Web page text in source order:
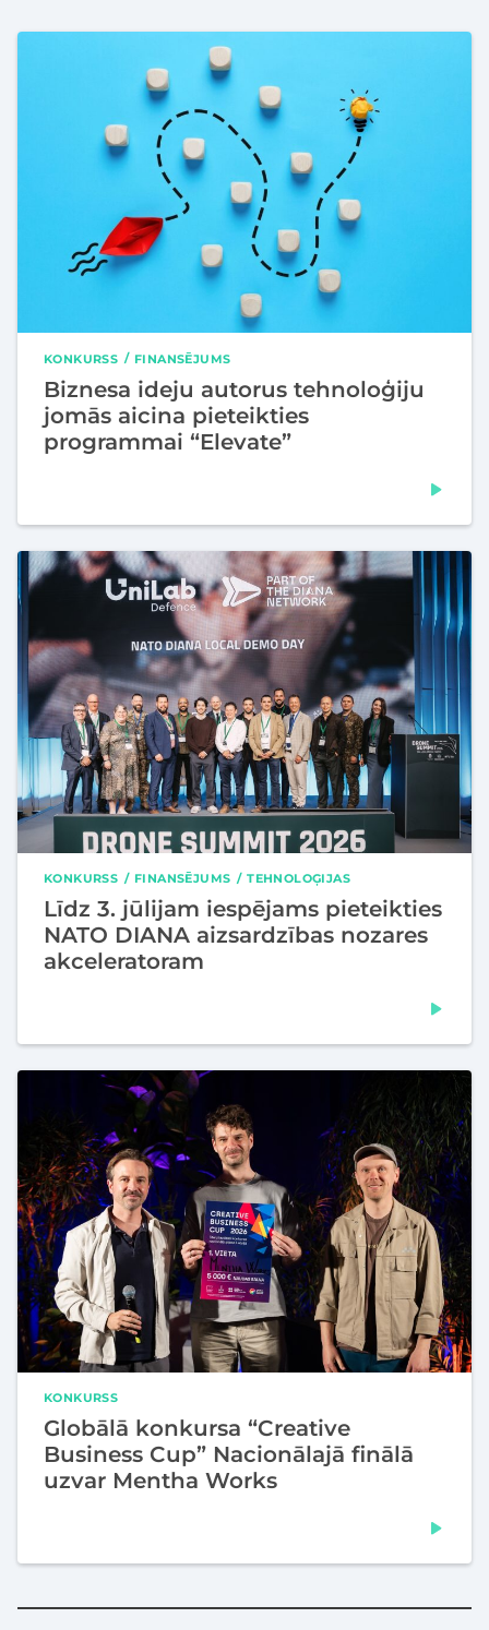
KONKURSS FINANSĒJUMS
Biznesa ideju autorus tehnoloģiju
jomās aicina pieteikties
programmai “Elevate”
KONKURSS FINANSĒJUMS TEHNOLOĢIJAS
Līdz 3. jūlijam iespējams pieteikties
NATO DIANA aizsardzības nozares
akceleratoram
KONKURSS
Globālā konkursa “Creative
Business Cup” Nacionālajā finālā
uzvar Mentha Works